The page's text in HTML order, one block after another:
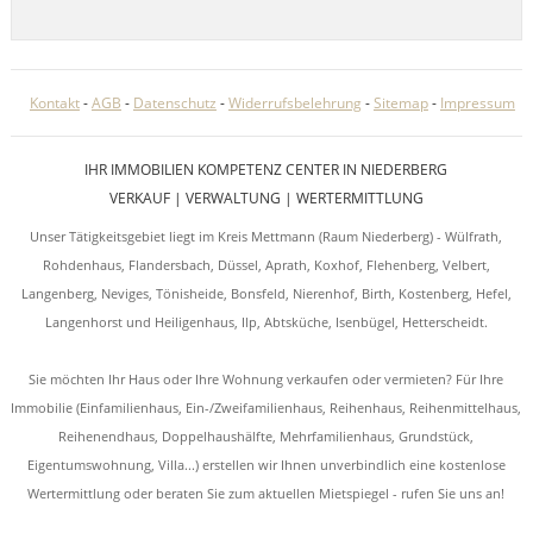
Kontakt-AGB - Datenschutz -Widerrufsbelehrung -Sitemap- Impressum
IHR IMMOBILIEN KOMPETENZ CENTER IN NIEDERBERG
VERKAUF | VERWALTUNG | WERTERMITTLUNG
Unser Tätigkeitsgebiet liegt im Kreis Mettmann (Raum Niederberg) - Wülfrath,
Rohdenhaus, Flandersbach, Düssel, Aprath, Koxhof, Flehenberg, Velbert,
Langenberg, Neviges, Tönisheide, Bonsfeld, Nierenhof, Birth, Kostenberg, Hefel,
Langenhorst und Heiligenhaus, Ilp, Abtsküche, Isenbügel, Hetterscheidt.
Sie möchten Ihr Haus oder Ihre Wohnung verkaufen oder vermieten? Für Ihre
Immobilie (Einfamilienhaus, Ein-/Zweifamilienhaus, Reihenhaus, Reihenmittelhaus,
Reihenendhaus, Doppelhaushälfte, Mehrfamilienhaus, Grundstück,
Eigentumswohnung, Villa...) erstellen wir Ihnen unverbindlich eine kostenlose
Wertermittlung oder beraten Sie zum aktuellen Mietspiegel - rufen Sie uns an!